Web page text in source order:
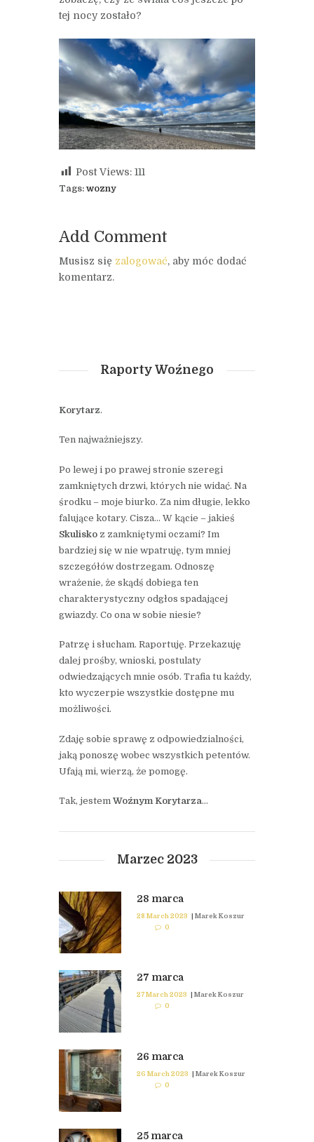
tej nocy zostało?
Post Views: 111
Tags: wozny
Add Comment
Musisz się zalogować, aby móc dodać
komentarz.
Raporty Woźnego
Korytarz.
Ten najważniejszy.
Po lewej i po prawej stronie szeregi
zamkniętych drzwi, których nie widać. Na
środku – moje biurko. Za nim długie, lekko
falujące kotary. Cisza… W kącie – jakieś
Skulisko z zamkniętymi oczami? Im
bardziej się w nie wpatruję, tym mniej
szczegółów dostrzegam. Odnoszę
wrażenie, że skądś dobiega ten
charakterystyczny odgłos spadającej
gwiazdy. Co ona w sobie niesie?
Patrzę i słucham. Raportuję. Przekazuję
dalej prośby, wnioski, postulaty
odwiedzających mnie osób. Trafia tu każdy,
kto wyczerpie wszystkie dostępne mu
możliwości.
Zdaję sobie sprawę z odpowiedzialności,
jaką ponoszę wobec wszystkich petentów.
Ufają mi, wierzą, że pomogę.
Tak, jestem Woźnym Korytarza…
Marzec 2023
28 marca
28 March 2023 | Marek Koszur
0
27 marca
27 March 2023
Marek Koszur
0
26 marca
26 March 2023 | Marek Koszur
0
25 marca